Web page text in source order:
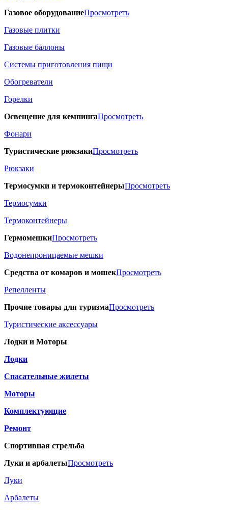
Газовое оборудованиеПросмотреть
Газовые плитки
Газовые баллоны
Системы приготовления пищи
Обогреватели
Горелки
Освещение для кемпингаПросмотреть
Фонари
Туристические рюкзакиПросмотреть
Рюкзаки
Термосумки и термоконтейнерыПросмотреть
Термосумки
Термоконтейнеры
ГермомешкиПросмотреть
Водонепроницаемые мешки
Средства от комаров и мошекПросмотреть
Репелленты
Прочие товары для туризмаПросмотреть
Туристические аксессуары
Лодки и Моторы
Лодки
Спасательные жилеты
Моторы
Комплектующие
Ремонт
Спортивная стрельба
Луки и арбалетыПросмотреть
Луки
Арбалеты